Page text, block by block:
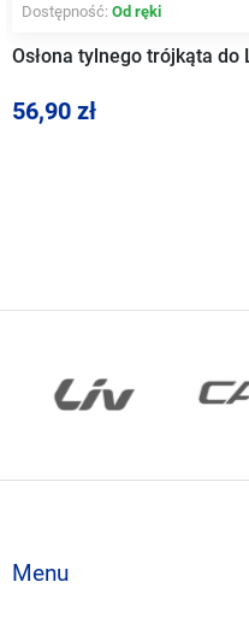
Dostępność: Od ręki
Osłona tylnego trójkąta do
56,90 zł
Menu